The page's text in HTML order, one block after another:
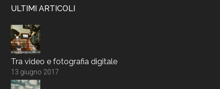
ULTIMI ARTICOLI
Tra video e fotografia digitale
13 giugno 2017